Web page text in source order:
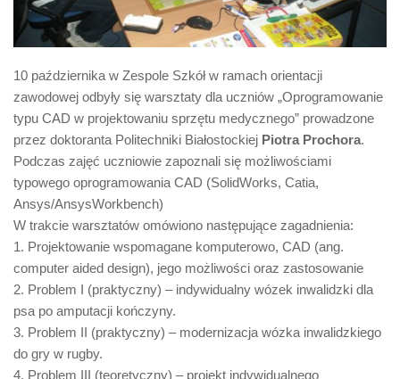
10 października w Zespole Szkół w ramach orientacji
zawodowej odbyły się warsztaty dla uczniów „Oprogramowanie
typu CAD w projektowaniu sprzętu medycznego” prowadzone
przez doktoranta Politechniki Białostockiej Piotra Prochora.
Podczas zajęć uczniowie zapoznali się możliwościami
typowego oprogramowania CAD (SolidWorks, Catia,
Ansys/AnsysWorkbench)
W trakcie warsztatów omówiono następujące zagadnienia:
1. Projektowanie wspomagane komputerowo, CAD (ang.
computer aided design), jego możliwości oraz zastosowanie
2. Problem I (praktyczny) – indywidualny wózek inwalidzki dla
psa po amputacji kończyny.
3. Problem II (praktyczny) – modernizacja wózka inwalidzkiego
do gry w rugby.
4. Problem III (teoretyczny) – projekt indywidualnego